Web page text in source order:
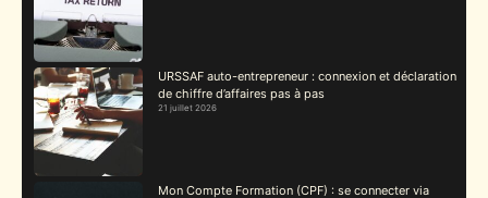
URSSAF auto-entrepreneur : connexion et déclaration
de chiffre d’affaires pas à pas
21 juillet 2026
Mon Compte Formation (CPF) : se connecter via